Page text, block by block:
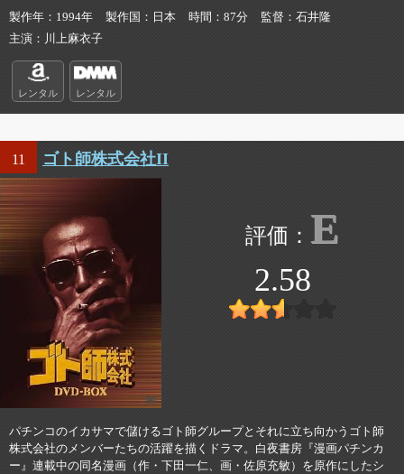
製作年 1994年 製作国 日本 時間 87分 監督
石井隆
主演
川上麻衣子
レンタル レンタル
11 ゴト師株式会社II
E
2.58
パチンコのイカサマで儲けるゴト師グループとそれに立ち向かうゴト師
株式会社のメンバーたちの活躍を描くドラマ。白夜書房『漫画パチンカ
ー』連載中の同名漫画（作・下田一仁、画・佐原充敏）を原作にしたシ